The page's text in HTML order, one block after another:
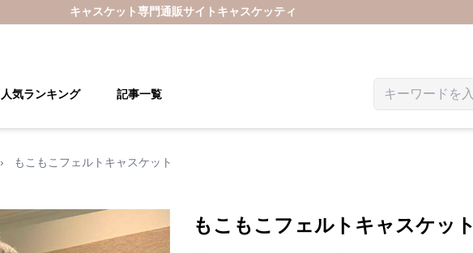
キャスケット専門通販サイト キャスケッティ
人気ランキング 記事一覧
› もこもこフェルトキャスケット
もこもこフェルトキャスケット